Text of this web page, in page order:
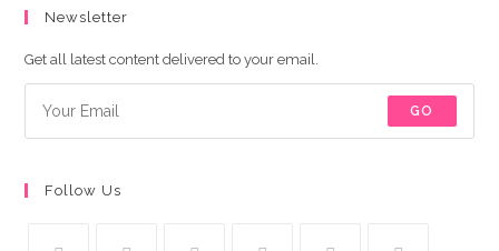
Newsletter
Get all latest content delivered to your email.
GO
Follow Us